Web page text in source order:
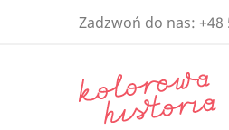
Zadzwoń do nas: +48